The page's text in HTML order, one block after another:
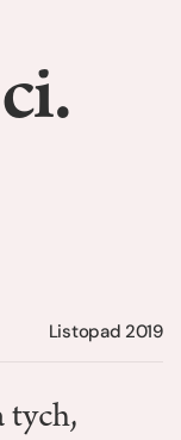
Listopad 2019
tych,